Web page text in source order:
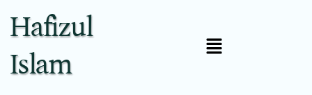
Hafizul
Islam